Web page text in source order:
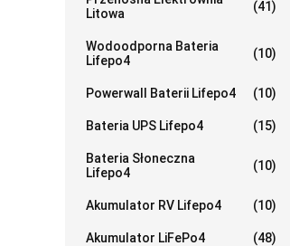
Litowa
(41)
Wodoodporna Bateria
Lifepo4
(10)
Powerwall Baterii Lifepo4 (10)
Bateria UPS Lifepo4 (15)
Bateria Słoneczna
Lifepo4
(10)
Akumulator RV Lifepo4 (10)
Akumulator LiFePo4 (48)